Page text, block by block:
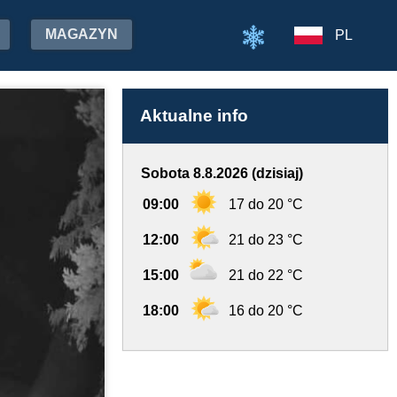
MAGAZYN PL
Aktualne info
Sobota 8.8.2026 (dzisiaj)
09:00 17 do 20 °C
12:00 21 do 23 °C
15:00 21 do 22 °C
18:00 16 do 20 °C